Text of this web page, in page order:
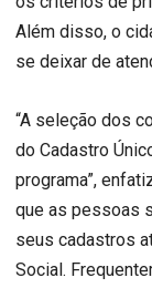
Além disso, o
se deixar de
“A seleção dos
do Cadastro
programa”,
que as pessoas
seus cadastros
Social.